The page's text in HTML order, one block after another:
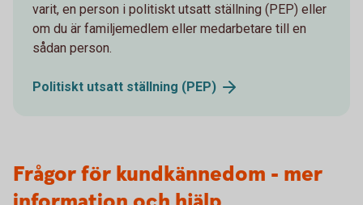
varit, en person i politiskt utsatt ställning (PEP) eller
om du är familjemedlem eller medarbetare till en
sådan person.
Politiskt utsatt ställning (PEP)
Frågor för kundkännedom - mer